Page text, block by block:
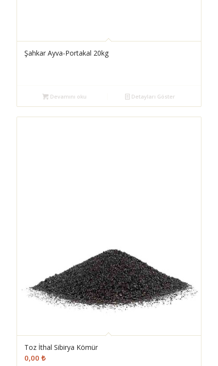
Şahkar Ayva-Portakal 20kg
Devamını oku Detayları Göster
Toz İthal Sibirya Kömür
0,00 ₺